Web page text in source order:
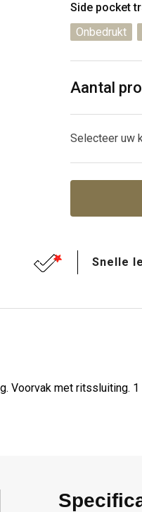
Side pocket
Onbedrukt
Aantal
Selecteer uw
Snelle
Voorvak met ritssluiting.